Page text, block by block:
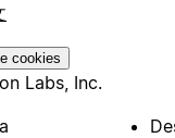
cookies
Labs, Inc.